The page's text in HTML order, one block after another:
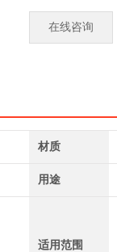
在线咨询
材质
用途
适用范围